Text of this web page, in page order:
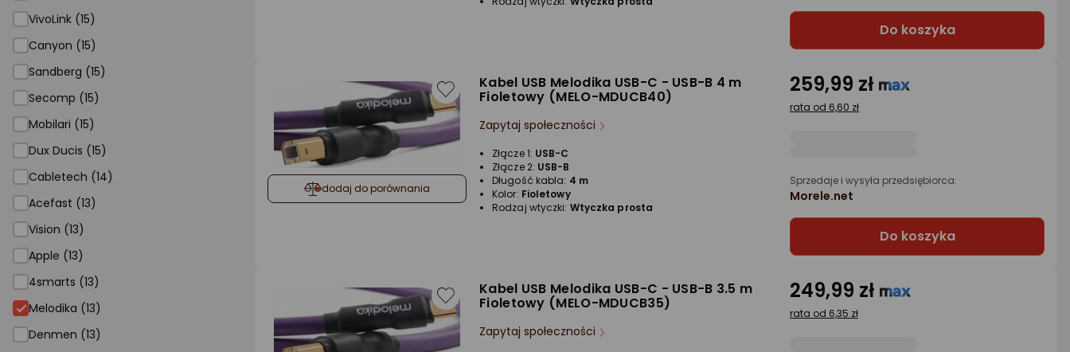
VivoLink (15)
Canyon (15)
Sandberg (15)
Secomp (15)
Mobilari (15)
Dux Ducis (15)
Cabletech (14)
Acefast (13)
Vision (13)
Apple (13)
4smarts (13)
Melodika (13)
Denmen (13)
Do koszyka
dodaj do porównania
Kabel USB Melodika USB-C - USB-B 4 m
Fioletowy (MELO-MDUCB40)
Zapytaj społeczności
Złącze 1: USB-C
Złącze 2: USB-B
Długość kabla: 4 m
Kolor: Fioletowy
Rodzaj wtyczki: Wtyczka prosta
259,99 zł
rata od 6,60 zł
Sprzedaje i wysyła przedsiębiorca:
Morele.net
Do koszyka
Kabel USB Melodika USB-C - USB-B 3.5 m
Fioletowy (MELO-MDUCB35)
Zapytaj społeczności
249,99 zł
rata od 6,35 zł